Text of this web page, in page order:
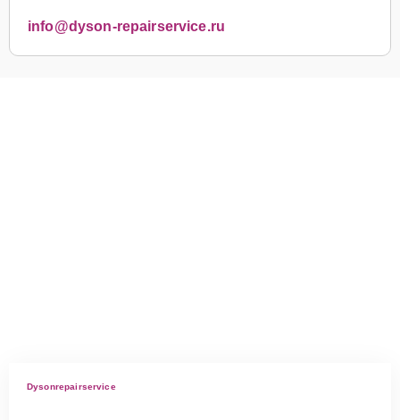
info@dyson-repairservice.ru
Dysonrepairservice